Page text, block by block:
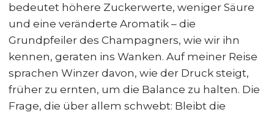
bedeutet höhere Zuckerwerte, weniger Säure
und eine veränderte Aromatik – die
Grundpfeiler des Champagners, wie wir ihn
kennen, geraten ins Wanken. Auf meiner Reise
sprachen Winzer davon, wie der Druck steigt,
früher zu ernten, um die Balance zu halten. Die
Frage, die über allem schwebt: Bleibt die